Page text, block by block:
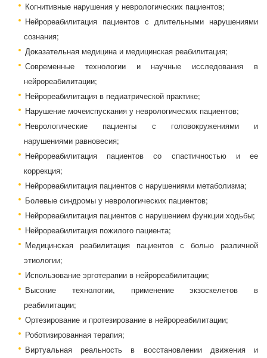
Когнитивные нарушения у неврологических пациентов;
Нейрореабилитация пациентов с длительными нарушениями
сознания;
Доказательная медицина и медицинская реабилитация;
Современные технологии и научные исследования в
нейрореабилитации;
Нейрореабилитация в педиатрической практике;
Нарушение мочеиспускания у неврологических пациентов;
Неврологические пациенты с головокружениями и
нарушениями равновесия;
Нейрореабилитация пациентов со спастичностью и ее
коррекция;
Нейрореабилитация пациентов с нарушениями метаболизма;
Болевые синдромы у неврологических пациентов;
Нейрореабилитация пациентов с нарушением функции ходьбы;
Нейрореабилитация пожилого пациента;
Медицинская реабилитация пациентов с болью различной
этиологии;
Использование эрготерапии в нейрореабилитации;
Высокие технологии, применение экзоскелетов в
реабилитации;
Ортезирование и протезирование в нейрореабилитации;
Роботизированная терапия;
Виртуальная реальность в восстановлении движения и